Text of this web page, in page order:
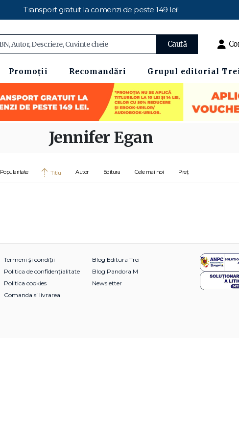
Transport gratuit la comenzi de peste 149 lei!
Caută
Promoții Recomandări Grupul editorial
Jennifer Egan
Popularitate Titlu Autor Editura Cele mai noi Preț
Termeni și condiții
Politica de confidențialitate
Politica cookies
Comanda si livrarea
Blog Editura Trei
Blog Pandora M
Newsletter